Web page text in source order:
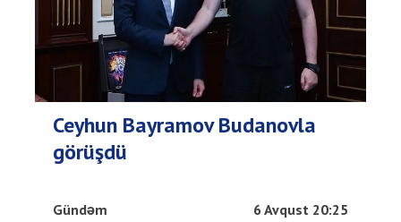
Ceyhun Bayramov Budanovla
görüşdü
Gündəm 6 Avqust 20:25